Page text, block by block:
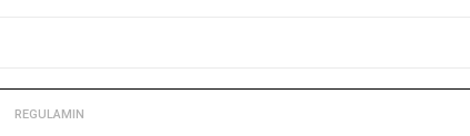
REGULAMIN